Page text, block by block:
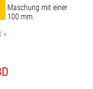
Maschung mit einer
x 100 mm.
»